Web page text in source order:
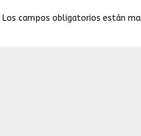
Los campos obligatorios están